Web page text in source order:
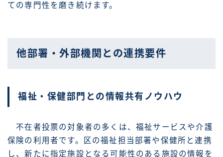
ての専門性を磨き続けます。
他部署・外部機関との連携要件
福祉・保健部門との情報共有ノウハウ
不在者投票の対象者の多くは、福祉サービスや介護
保険の利用者です。区の福祉担当部署や保健所と連携
し、新たに指定施設となる可能性のある施設の情報を